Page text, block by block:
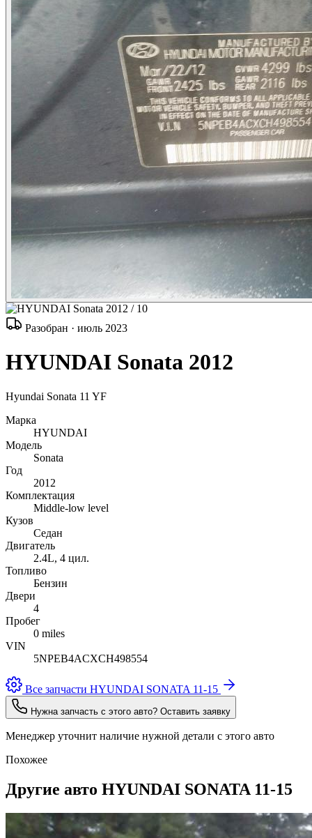
/ 10
Разобран · июль 2023
HYUNDAI Sonata 2012
Hyundai Sonata 11 YF
Марка
HYUNDAI
Модель
Sonata
Год
2012
Комплектация
Middle-low level
Кузов
Седан
Двигатель
2.4L, 4 цил.
Топливо
Бензин
Двери
4
Пробег
0 miles
VIN
5NPEB4ACXCH498554
Все запчасти HYUNDAI SONATA 11-15
Нужна запчасть с этого авто? Оставить заявку
Менеджер уточнит наличие нужной детали с этого авто
Похожее
Другие авто HYUNDAI SONATA 11-15